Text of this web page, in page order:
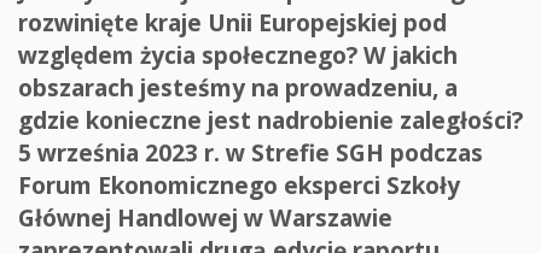
rozwinięte kraje Unii Europejskiej pod
względem życia społecznego? W jakich
obszarach jesteśmy na prowadzeniu, a
gdzie konieczne jest nadrobienie zaległości?
5 września 2023 r. w Strefie SGH podczas
Forum Ekonomicznego eksperci Szkoły
Głównej Handlowej w Warszawie